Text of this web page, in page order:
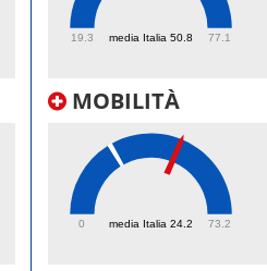
media Italia 50.8
19.3 77.1
MOBILITÀ
media Italia 24.2
0 73.2